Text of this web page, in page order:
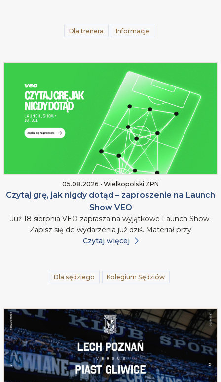
Dla trenera Informacje
05.08.2026 • Wielkopolski ZPN
Czytaj grę, jak nigdy dotąd – zaproszenie na Launch
Show VEO
Już 18 sierpnia VEO zaprasza na wyjątkowe Launch Show.
Zapisz się do wydarzenia już dziś. Materiał przy
Czytaj więcej
Dla sędziego Kolegium Sędziów